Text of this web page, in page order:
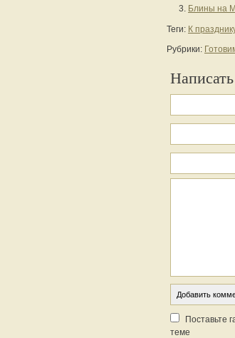
Блины на
Теги: К
Рубрики:
Поставьте
теме